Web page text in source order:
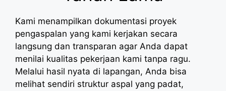
Kami menampilkan dokumentasi proyek
pengaspalan yang kami kerjakan secara
langsung dan transparan agar Anda dapat
menilai kualitas pekerjaan kami tanpa ragu.
Melalui hasil nyata di lapangan, Anda bisa
melihat sendiri struktur aspal yang padat,